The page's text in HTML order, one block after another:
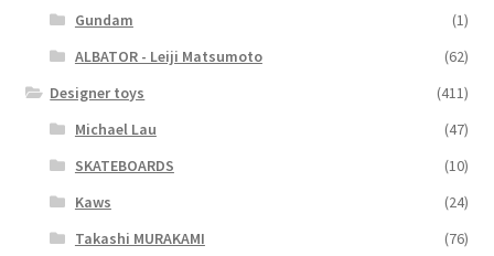
Gundam
(1)
ALBATOR - Leiji Matsumoto
(62)
Designer toys
(411)
Michael Lau
(47)
SKATEBOARDS
(10)
Kaws
(24)
Takashi MURAKAMI
(76)